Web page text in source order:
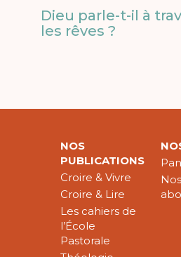
Dieu parle-t-il à
les rêves ?
NOS
PUBLICATIONS
Croire & Vivre
Croire & Lire
Les cahiers de
l’École
Pastorale
Nos